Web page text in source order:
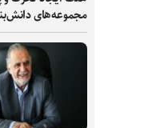
مجموعه‌های